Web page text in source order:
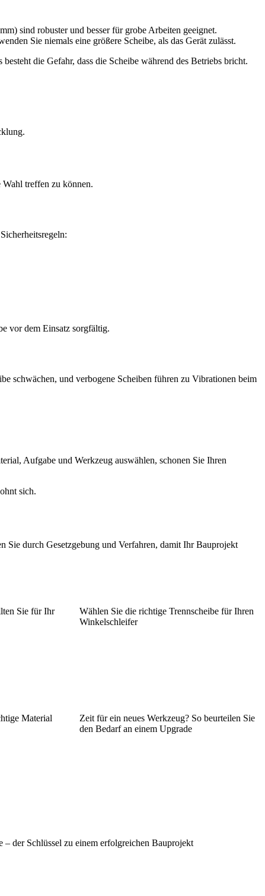
sind robuster und besser für grobe Arbeiten geeignet.
Sie niemals eine größere Scheibe, als das Gerät zulässt.
die Gefahr, dass die Scheibe während des Betriebs bricht.
Wahl treffen zu können.
vor dem Einsatz sorgfältig.
schwächen, und verbogene Scheiben führen zu Vibrationen beim
Aufgabe und Werkzeug auswählen, schonen Sie Ihren
sich.
Sie durch Gesetzgebung und Verfahren, damit Ihr Bauprojekt
Sie für Ihr
Wählen Sie die richtige Trennscheibe für Ihren
Winkelschleifer
Material
Zeit für ein neues Werkzeug? So beurteilen Sie
den Bedarf an einem Upgrade
– der Schlüssel zu einem erfolgreichen Bauprojekt